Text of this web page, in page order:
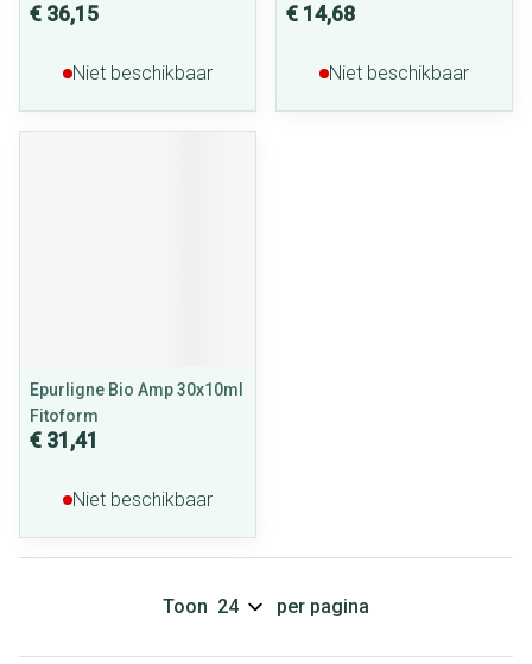
€ 36,15
Niet beschikbaar
€ 14,68
Niet beschikbaar
Epurligne Bio Amp 30x10ml
Fitoform
€ 31,41
Niet beschikbaar
Toon per pagina